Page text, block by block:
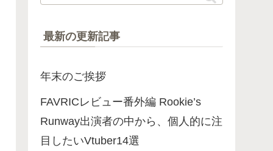
最新の更新記事
年末のご挨拶
FAVRICレビュー番外編 Rookie’s
Runway出演者の中から、個人的に注
目したいVtuber14選